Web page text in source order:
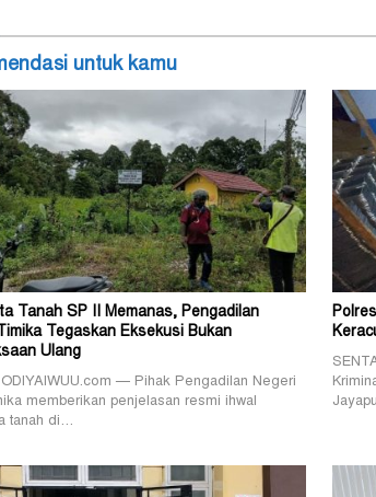
untuk kamu
Tanah SP II Memanas, Pengadilan
Tegaskan Eksekusi Bukan
Ulang
ODIYAIWUU.com — Pihak Pengadilan Negeri
memberikan penjelasan resmi ihwal
tanah di…